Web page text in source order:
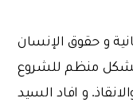
و حقوق الإنسان
بشكل منظم للشروع
و افاد السيد